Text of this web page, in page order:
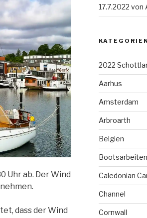
Uhr ab. Der Wind
dass der Wind
17.7.2022
2022
Aarhus
Amsterdam
Arbroarth
Belgien
Bootsarbeiten
Caledonian
Channel
Cornwall